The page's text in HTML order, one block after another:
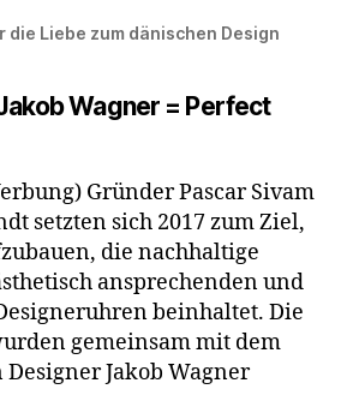
die Liebe zum dänischen Design
Wagner = Perfect
Gründer Pascar Sivam
setzten sich 2017 zum Ziel,
die nachhaltige
ansprechenden und
beinhaltet. Die
gemeinsam mit dem
Jakob Wagner